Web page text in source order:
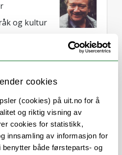
cookies
(cookies) på uit.no for å
og riktig visning av
cookies for statistikk,
innsamling av informasjon for
både førsteparts- og
og kultur
og undervisning